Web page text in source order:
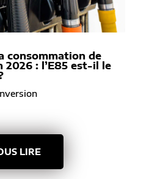
consommation de
2026 : l’E85 est-il le
LIRE